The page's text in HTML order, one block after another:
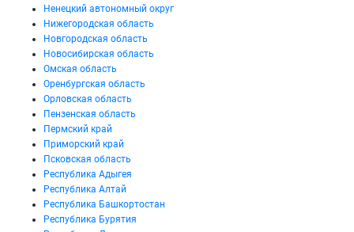
Ненецкий автономный округ
Нижегородская область
Новгородская область
Новосибирская область
Омская область
Оренбургская область
Орловская область
Пензенская область
Пермский край
Приморский край
Псковская область
Республика Адыгея
Республика Алтай
Республика Башкортостан
Республика Бурятия